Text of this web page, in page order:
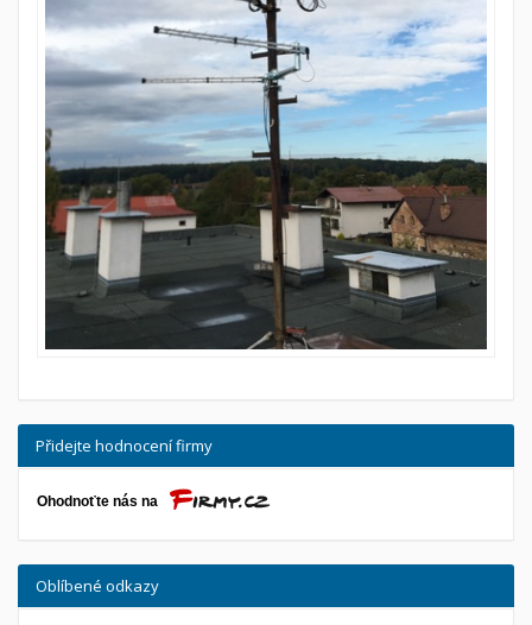
Přidejte hodnocení firmy
Oblíbené odkazy